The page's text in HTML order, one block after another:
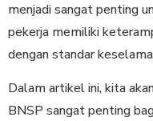
menjadi sangat penting
pekerja memiliki
dengan standar
Dalam artikel ini, kita
BNSP sangat penting